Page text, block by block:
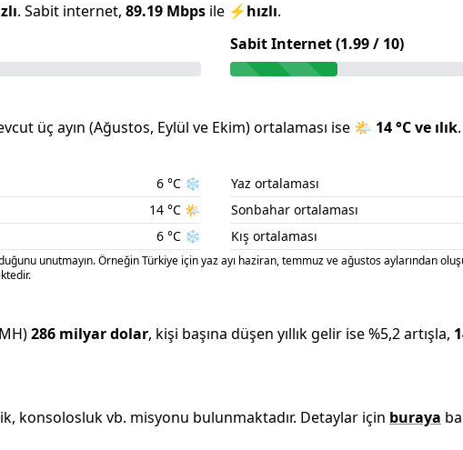
. Sabit internet, 89.19 Mbps ile ⚡hızlı.
Sabit Internet (1.99/ 10)
üç ayın (Ağustos, Eylül ve Ekim) ortalaması ise 🌤️ 14°C ve ılık.
6 °C ❄️
14 °C 🌤️
6 °C ❄️
Yaz ortalaması
Sonbahar ortalaması
Kış ortalaması
unutmayın. Örneğin Türkiye için yaz ayı haziran, temmuz ve ağustos aylarından
286 milyardolar, kişi başına düşen yıllık gelir ise %5,2artışla,
konsolosluk vb. misyonu bulunmaktadır. Detaylar için buraya